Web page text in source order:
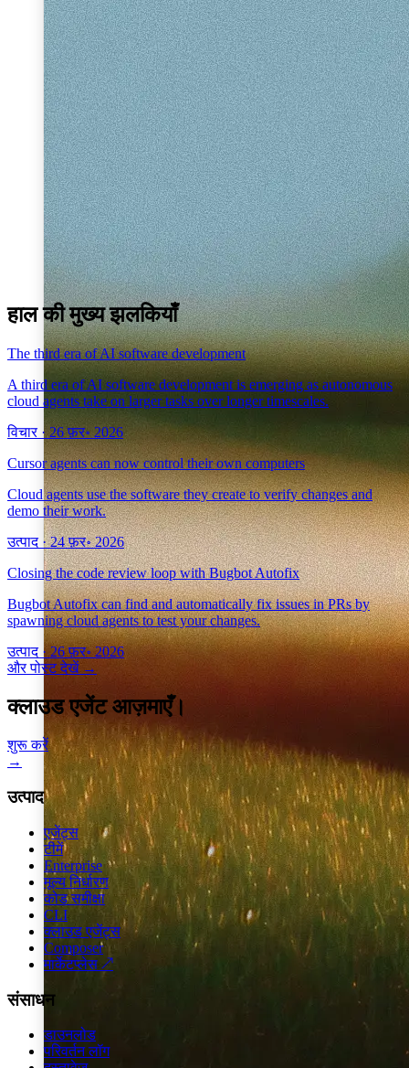
हाल की मुख्य झलकियाँ
The third era of AI software development
A third era of AI software development is emerging as autonomous
cloud agents take on larger tasks over longer timescales.
विचार · 26 फ़र॰ 2026
Cursor agents can now control their own computers
Cloud agents use the software they create to verify changes and
demo their work.
उत्पाद · 24 फ़र॰ 2026
Closing the code review loop with Bugbot Autofix
Bugbot Autofix can find and automatically fix issues in PRs by
spawning cloud agents to test your changes.
उत्पाद · 26 फ़र॰ 2026
और पोस्ट देखें→
क्लाउड एजेंट आज़माएँ।
शुरू करें
→
उत्पाद
एजेंट्स
टीमें
Enterprise
मूल्य निर्धारण
कोड समीक्षा
CLI
क्लाउड एजेंट्स
Composer
मार्केटप्लेस ↗
संसाधन
डाउनलोड
परिवर्तन लॉग